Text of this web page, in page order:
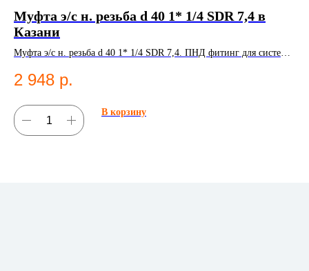
Муфта э/с н. резьба d 40 1* 1/4 SDR 7,4 в
Казани
Муфта э/с н. резьба d 40 1* 1/4 SDR 7,4. ПНД фитинг для систем
2 948 р.
В корзину